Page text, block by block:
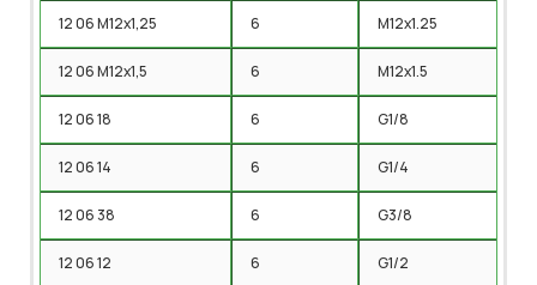
12 06 M12x1,25 6 M12x1.25
12 06 M12x1,5 6 M12x1.5
12 06 18 6 G1/8
12 06 14 6 G1/4
12 06 38 6 G3/8
12 06 12 6 G1/2